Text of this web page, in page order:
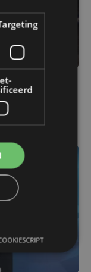
in Sint-